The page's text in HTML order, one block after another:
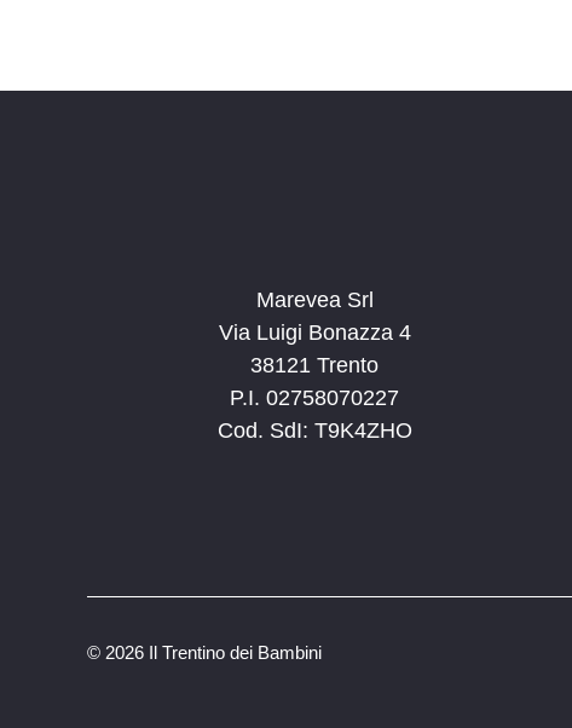
Marevea Srl
Via Luigi Bonazza 4
38121 Trento
P.I. 02758070227
Cod. SdI: T9K4ZHO
© 2026 Il Trentino dei Bambini